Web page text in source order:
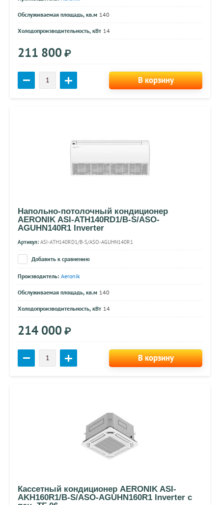
Обслуживаемая площадь, кв.м 140
Холодопроизводительность, кВт 14
211 800 ₽
В корзину
Напольно-потолочный кондиционер
AERONIK ASI-ATH140RD1/B-S/ASO-
AGUHN140R1 Inverter
Артикул: ASI-ATH140RD1/B-S/ASO-AGUHN140R1
Добавить к сравнению
Производитель: Aeronik
Обслуживаемая площадь, кв.м 140
Холодопроизводительность, кВт 14
214 000 ₽
В корзину
Кассетный кондиционер AERONIK ASI-
AKH160R1/B-S/ASO-AGUHN160R1 Inverter c